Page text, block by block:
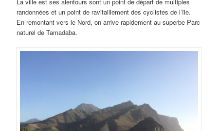
randonnées et un point de ravitaillement des cyclistes de l’île.
En remontant vers le Nord, on arrive rapidement au superbe Parc
naturel de Tamadaba.